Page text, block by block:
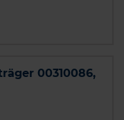
00310086,